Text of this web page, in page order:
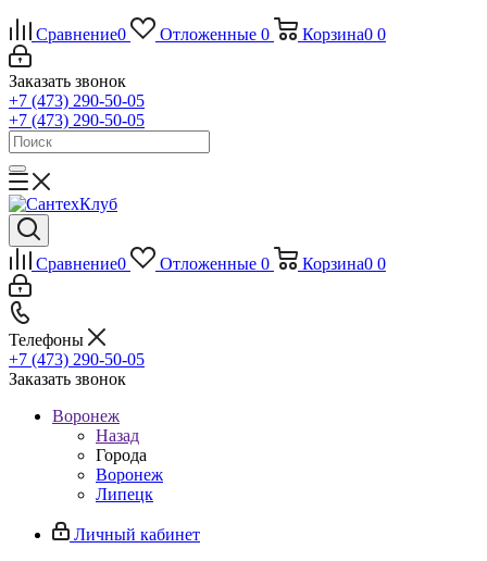
Сравнение0 Отложенные 0 Корзина0 0
Заказать звонок
+7 (473) 290-50-05
+7 (473) 290-50-05
Сравнение0 Отложенные 0 Корзина0 0
Телефоны
+7 (473) 290-50-05
Заказать звонок
Воронеж
Назад
Города
Воронеж
Липецк
Личный кабинет